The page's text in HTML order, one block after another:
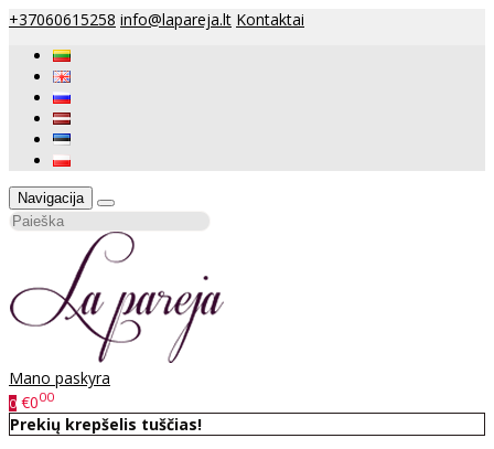
+37060615258 info@lapareja.lt Kontaktai
Navigacija
Mano paskyra
0 €000
Prekių krepšelis tuščias!